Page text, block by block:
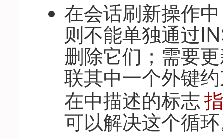
在会话刷新操作
则不能单独通过
删除它们；需要
联其中一个外键
在中描述的标志
可以解决这个循